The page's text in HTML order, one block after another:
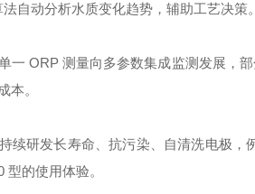
自动分析水质变化趋势，辅助工艺决策。
一 ORP 测量向多参数集成监测发展，
本。
持续研发长寿命、抗污染、自清洗电极
型的使用体验。